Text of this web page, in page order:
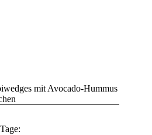
mit Avocado-Hummus